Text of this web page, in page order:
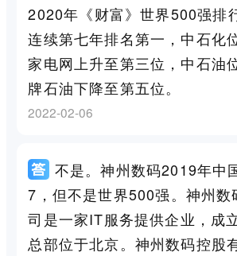
2020年《财富》世界500强排
连续第七年排名第一，中石化
家电网上升至第三位，中石油
牌石油下降至第五位。
2022-02-06
不是。神州数码2019年中
7，但不是世界500强。神州数
司是一家IT服务提供企业，成
总部位于北京。神州数码控股